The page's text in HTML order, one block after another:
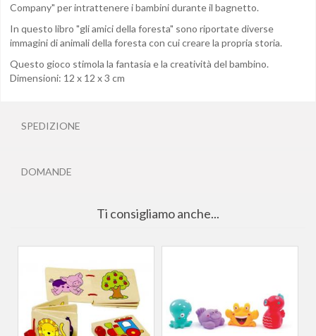
Company" per intrattenere i bambini durante il bagnetto.
In questo libro "gli amici della foresta" sono riportate diverse
immagini di animali della foresta con cui creare la propria storia.
Questo gioco stimola la fantasia e la creatività del bambino.
Dimensioni: 12 x 12 x 3 cm
SPEDIZIONE
DOMANDE
Ti consigliamo anche...